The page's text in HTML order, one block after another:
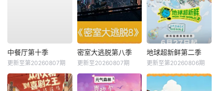
中餐厅第十季
更新至第20260807期
密室大逃脱第八季
更新至20260807期
地球超新鲜第二季
更新至第20260806期